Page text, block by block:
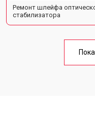
Ремонт шлейфа
стабилизатора